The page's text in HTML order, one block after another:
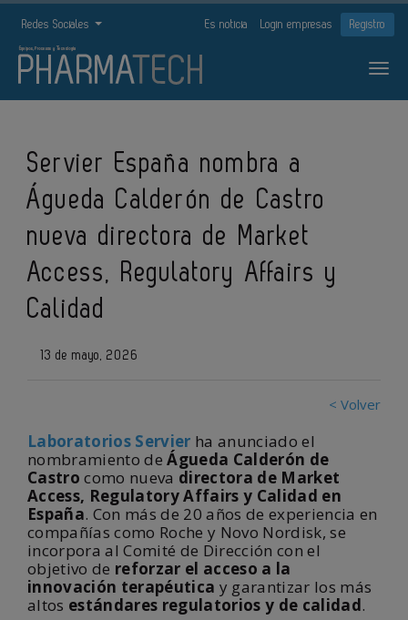
Redes Sociales Es noticia Login empresas Registro
Servier España nombra a
Águeda Calderón de Castro
nueva directora de Market
Access, Regulatory Affairs y
Calidad
13 de mayo, 2026
< Volver
Laboratorios Servier ha anunciado el
nombramiento deÁgueda Calderón de
Castro como nueva directora de Market
Access, Regulatory Affairs y Calidad en
España. Con más de 20 años de experiencia en
compañías como Roche y Novo Nordisk, se
incorpora al Comité de Dirección con el
objetivo de reforzar el acceso a la
innovación terapéutica y garantizar los más
altos estándares regulatorios y de calidad.